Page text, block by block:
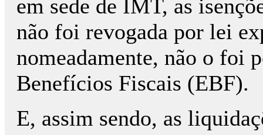
em sede de IMT, as
não foi revogada por lei
nomeadamente, não o foi
Benefícios Fiscais (EBF).
E, assim sendo, as